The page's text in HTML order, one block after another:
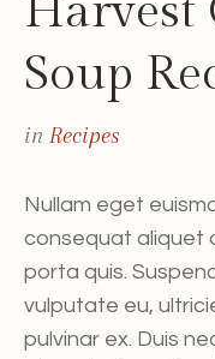
Harvest
Soup
in Recipes
Nullam eget
consequat aliquet
porta quis.
vulputate eu,
pulvinar ex. Duis